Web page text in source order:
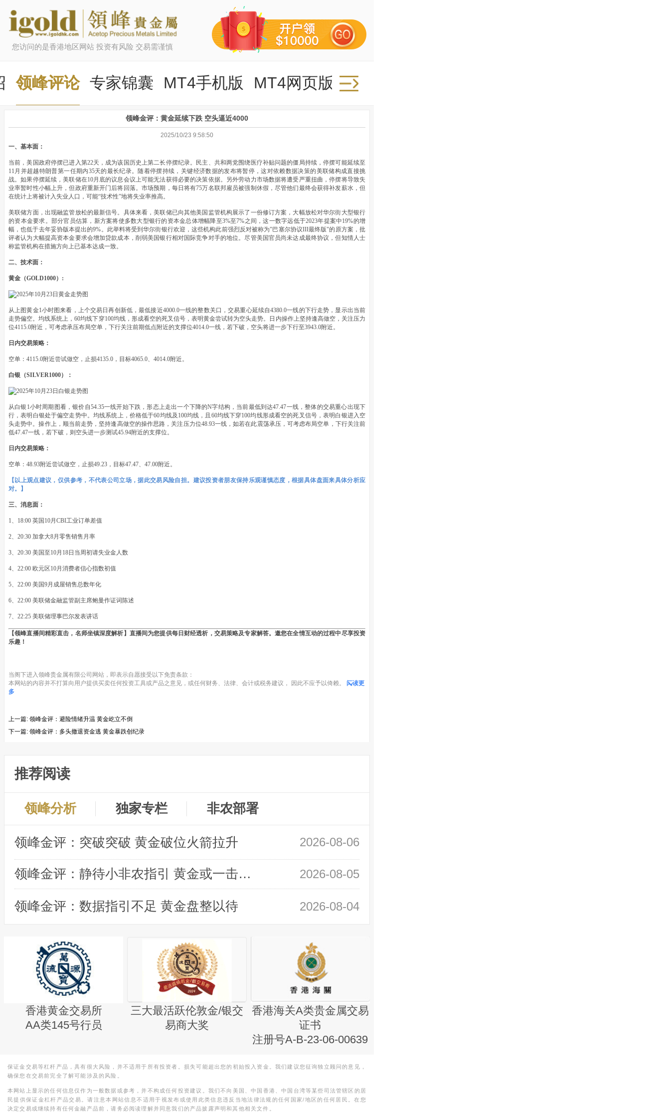
您访问的是香港地区网站 投资有风险 交易需谨慎
领峰评论 专家锦囊 MT4手机版 MT4网页版
领峰金评：黄金延续下跌 空头逼近4000
2025/10/23 9:58:50
一、基本面：
当前，美国政府停摆已进入第22天，成为该国历史上第二长停摆纪录。民主、共和两党围绕医疗补贴问题的僵局持续，停摆可能延续至
11月并超越特朗普第一任期内35天的最长纪录。随着停摆持续，关键经济数据的发布将暂停，这对依赖数据决策的美联储构成直接挑
战。如果停摆延续，美联储在10月底的议息会议上可能无法获得必要的决策依据。另外劳动力市场数据将遭受严重扭曲，停摆将导致失
业率暂时性小幅上升，但政府重新开门后将回落。市场预期，每日将有75万名联邦雇员被强制休假，尽管他们最终会获得补发薪水，但
在统计上将被计入失业人口，可能“技术性”地将失业率推高。
美联储方面，出现融监管放松的最新信号。具体来看，美联储已向其他美国监管机构展示了一份修订方案，大幅放松对华尔街大型银行
的资本金要求。部分官员估算，新方案将使多数大型银行的资本金总体增幅降至3%至7%之间，这一数字远低于2023年提案中19%的增
幅，也低于去年妥协版本提出的9%。此举料将受到华尔街银行欢迎，这些机构此前强烈反对被称为"巴塞尔协议III最终版"的原方案，批
评者认为大幅提高资本金要求会增加贷款成本，削弱美国银行相对国际竞争对手的地位。尽管美国官员尚未达成最终协议，但知情人士
称监管机构在措施方向上已基本达成一致。
二、技术面：
黄金（GOLD1000）:
从上图黄金1小时图来看，上个交易日再创新低，最低接近4000.0一线的整数关口，交易重心延续自4380.0一线的下行走势，显示出当前
走势偏空。均线系统上，60均线下穿100均线，形成看空的死叉信号，表明黄金尝试转为空头走势。日内操作上坚持逢高做空，关注压力
位4115.0附近，可考虑承压布局空单，下行关注前期低点附近的支撑位4014.0一线，若下破，空头将进一步下行至3943.0附近。
日内交易策略：
空单：4115.0附近尝试做空，止损4135.0，目标4065.0、4014.0附近。
白银（SILVER1000）：
从白银1小时周期图看，银价自54.35一线开始下跌，形态上走出一个下降的N字结构，当前最低到达47.47一线，整体的交易重心出现下
行，表明白银处于偏空走势中。均线系统上，价格低于60均线及100均线，且60均线下穿100均线形成看空的死叉信号，表明白银进入空
头走势中。操作上，顺当前走势，坚持逢高做空的操作思路，关注压力位48.93一线，如若在此震荡承压，可考虑布局空单，下行关注前
低47.47一线，若下破，则空头进一步测试45.94附近的支撑位。
日内交易策略：
空单：48.93附近尝试做空，止损49.23，目标47.47、47.00附近。
【以上观点建议，仅供参考，不代表公司立场，据此交易风险自担。建议投资者朋友保持乐观谨慎态度，根据具体盘面来具体分析应
对。】
三、消息面：
1、18:00 英国10月CBI工业订单差值
2、20:30 加拿大8月零售销售月率
3、20:30 美国至10月18日当周初请失业金人数
4、22:00 欧元区10月消费者信心指数初值
5、22:00 美国9月成屋销售总数年化
6、22:00 美联储金融监管副主席鲍曼作证词陈述
7、22:25 美联储理事巴尔发表讲话
【领峰直播间精彩直击，名师坐镇深度解析】直播间为您提供每日财经透析，交易策略及专家解答。邀您在全情互动的过程中尽享投资
乐趣！
当阁下进入领峰贵金属有限公司网站，即表示自愿接受以下免责条款：
本网站的内容并不打算向用户提供买卖任何投资工具或产品之意见，或任何财务、法律、会计或税务建议， 因此不应予以倚赖。 阅读更
多
上一篇: 领峰金评：避险情绪升温 黄金屹立不倒
下一篇: 领峰金评：多头撤退资金逃 黄金暴跌创纪录
推荐阅读
领峰分析 独家专栏 非农部署
领峰金评：突破突破 黄金破位火箭拉升 2026-08-06
领峰金评：静待小非农指引 黄金或一击破局 2026-08-05
领峰金评：数据指引不足 黄金盘整以待 2026-08-04
香港黄金交易所
AA类145号行员
三大最活跃伦敦金/银交
易商大奖
香港海关A类贵金属交易
证书
注册号A-B-23-06-00639
保证金交易等杠杆产品，具有很大风险，并不适用于所有投资者。损失可能超出您的初始投入资金。我们建议您征询独立顾问的意见，
确保您在交易前完全了解可能涉及的风险。
本网站上显示的任何信息仅作为一般数据或参考，并不构成任何投资建议。我们不向美国、中国香港、中国台湾等某些司法管辖区的居
民提供保证金杠杆产品交易。请注意本网站信息不适用于视发布或使用此类信息违反当地法律法规的任何国家/地区的任何居民。在您
决定交易或继续持有任何金融产品前，请务必阅读理解并同意我们的产品披露声明和其他相关文件。